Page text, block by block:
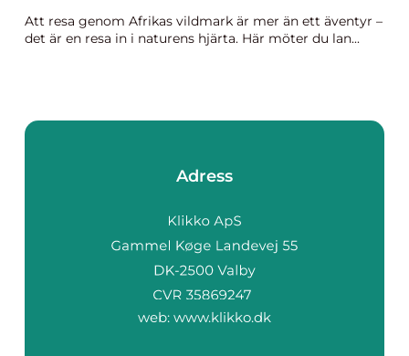
Att resa genom Afrikas vildmark är mer än ett äventyr –
det är en resa in i naturens hjärta. Här möter du lan...
Adress
web: www.klikko.dk